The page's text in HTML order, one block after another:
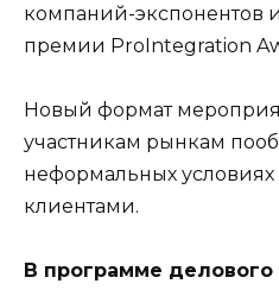
компаний-экспонентов
премии ProIntegration
Новый формат
участникам рынкам
неформальных
клиентами.
В программе